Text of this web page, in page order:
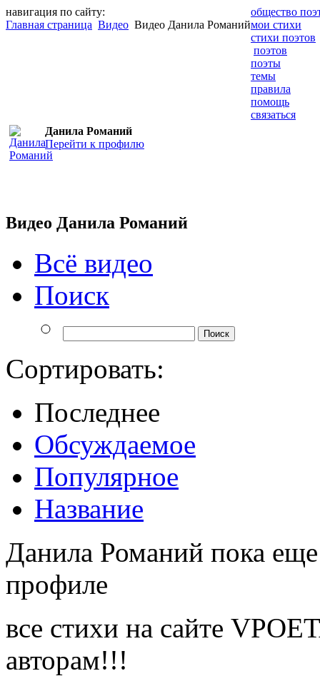
навигация по сайту:
Главная страница Видео Видео Данила Романий
общество
мои стихи
стихи поэтов
поэтов
поэты
темы
правила
помощь
связаться
Данила Романий
Перейти к профилю
Видео Данила Романий
Всё видео
Поиск
Сортировать:
Последнее
Обсуждаемое
Популярное
Название
Данила Романий пока
профиле
все стихи на сайте
авторам!!!